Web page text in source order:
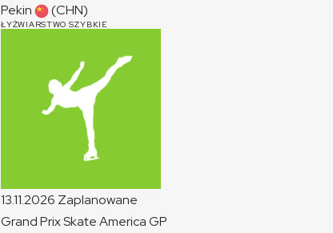
Pekin
(CHN)
ŁYŻWIARSTWO SZYBKIE
13.11.2026 Zaplanowane
Grand Prix Skate AmericaGP